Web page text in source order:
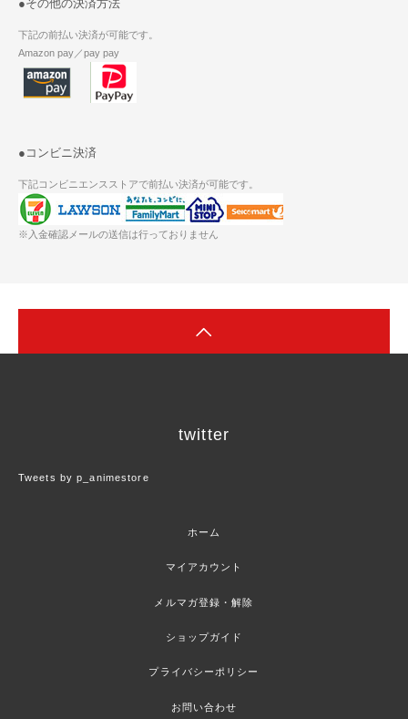
●その他の決済方法
下記の前払い決済が可能です。
Amazon pay／pay pay
●コンビニ決済
下記コンビニエンスストアで前払い決済が可能です。
※入金確認メールの送信は行っておりません
twitter
Tweets by p_animestore
ホーム
マイアカウント
メルマガ登録・解除
ショップガイド
プライバシーポリシー
お問い合わせ